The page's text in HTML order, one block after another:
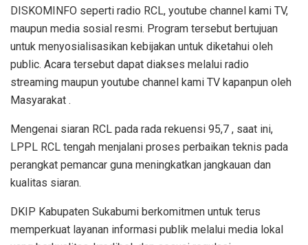
DISKOMINFO seperti radio RCL, youtube channel kami TV,
maupun media sosial resmi. Program tersebut bertujuan
untuk menyosialisasikan kebijakan untuk diketahui oleh
public. Acara tersebut dapat diakses melalui radio
streaming maupun youtube channel kami TV kapanpun oleh
Masyarakat .
Mengenai siaran RCL pada rada rekuensi 95,7 , saat ini,
LPPL RCL tengah menjalani proses perbaikan teknis pada
perangkat pemancar guna meningkatkan jangkauan dan
kualitas siaran.
DKIP Kabupaten Sukabumi berkomitmen untuk terus
memperkuat layanan informasi publik melalui media lokal